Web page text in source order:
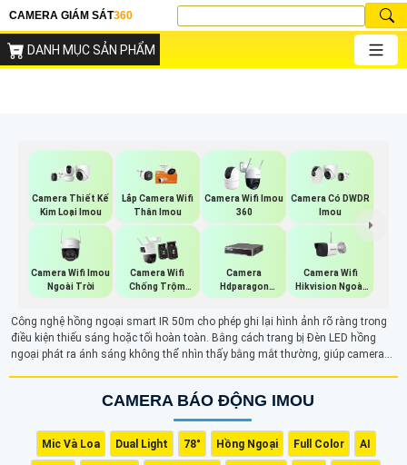
CAMERA GIÁM SÁT360
DANH MỤC SẢN PHẨM
Camera Thiết Kế
Kim Loại Imou
Lắp Camera Wifi
Thân Imou
Camera Wifi Imou
360
Camera Có DWDR
Imou
Camera Wifi Imou
Ngoài Trời
Camera Wifi
Chống Trộm
Imou
Camera
Hdparagon
Starlight
Camera Wifi
Hikvision Ngoài
Trời
Công nghệ hồng ngoại smart IR 50m cho phép ghi lại hình ảnh rõ ràng trong
điều kiện thiếu sáng hoặc tối hoàn toàn. Bằng cách trang bị Đèn LED hồng
ngoại phát ra ánh sáng không thể nhìn thấy bằng mắt thường, giúp camera
CAMERA BÁO ĐỘNG IMOU
Mic Và Loa Dual Light 78° Hồng Ngoại Full Color AI